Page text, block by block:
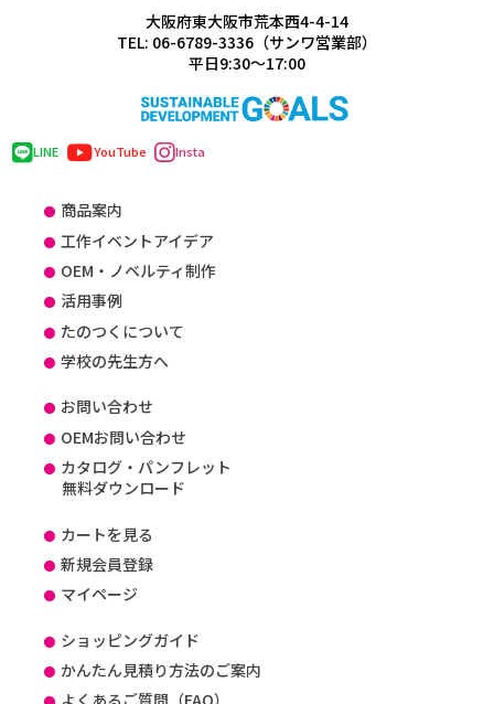
大阪府東大阪市荒本西4-4-14
TEL: 06-6789-3336（サンワ営業部）
平日9:30～17:00
LINE YouTube Insta
商品案内
工作イベントアイデア
OEM・ノベルティ制作
活用事例
たのつくについて
学校の先生方へ
お問い合わせ
OEMお問い合わせ
カタログ・パンフレット
無料ダウンロード
カートを見る
新規会員登録
マイページ
ショッピングガイド
かんたん見積り方法のご案内